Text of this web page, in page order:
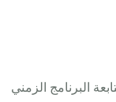
الزمني